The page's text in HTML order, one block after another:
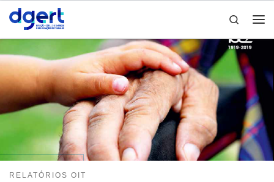
Skip to content
Search
RELATÓRIOS OIT